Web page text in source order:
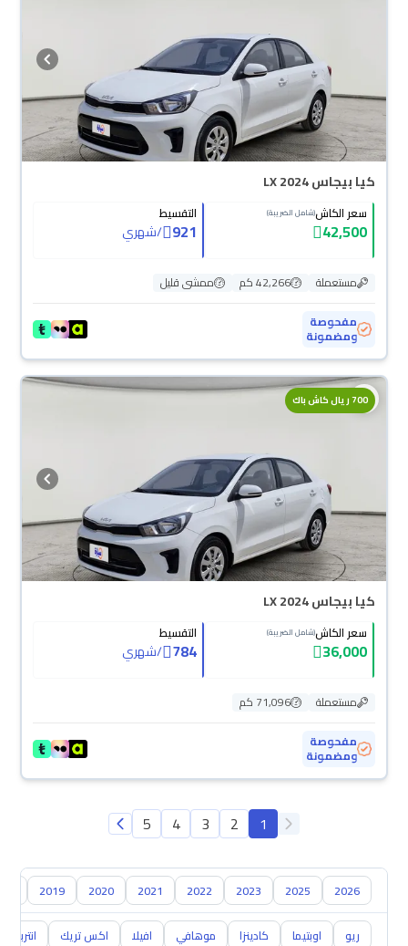
كيا بيجاس LX 2024
سعر الكاش(شامل الضريبة)
42,500
التقسيط
921
/شهري
مستعملة 42,266 كم
ممشى قليل
مفحوصة
ومضمونة
700 ريال كاش باك
كيا بيجاس LX 2024
سعر الكاش(شامل الضريبة)
36,000
التقسيط
784
/شهري
مستعملة
71,096 كم
مفحوصة
ومضمونة
1
2
3
4
5
2026
2025
2023
2022
2021
2020
2019
ريو اوبتيما كادينزا موهافي افيلا اكس تريك انتربريز